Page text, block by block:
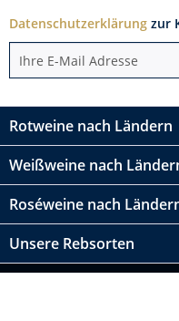
Datenschutzerklärung zur
Rotweine nach Ländern
Weißweine nach
Roséweine nach
Unsere Rebsorten